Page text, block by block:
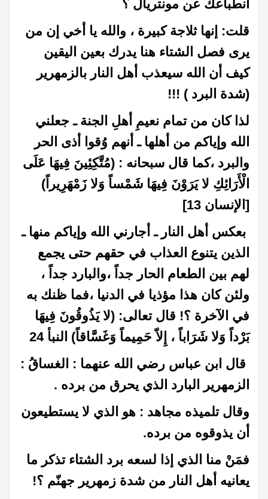
انطباعك عن مونتريال ؟
قلت: إنها ثلاجة كبيرة ، والله يا أخي إن من
يرى فصل الشتاء هنا يدرك بعين اليقين
كيف أن الله سيعذب أهل النار بالزمهرير
(شدة البرد ) !!!
لذا كان من تمام نعيمِ أهلِ الجنة ـ جعلني
الله وإياكم من أهلها ـ أنهم وُقوا أذى الحر
والبرد ،كما قال سبحانه : (مُتَّكِئِينَ فِيهَا عَلَى
الْأَرَائِكِ لا يَرَوْنَ فِيهَا شَمْساً وَلا زَمْهَرِيراً)
[الإنسان 13]
بعكس أهل النار ـ أجارني الله وإياكم منها ـ
الذين يتنوع العذاب في حقهم حتى يجمع
لهم بين الطعام الحار جداً ،والبارد جداً ،
ولئن كان هذا مؤذيا في الدنيا ،فما ظنك به
في الآخرة ؟! قال تعالى: (لا يَذُوقُونَ فِيهَا
بَرْداً وَلا شَرَاباً ، إِلاّ حَمِيماً وَغَسَّاقاً) النبأ 24
قال ابن عباس رضي الله عنهما : الغساقُ :
الزمهرير البارد الذي يحرق من برده .
وقال تلميذه مجاهد : هو الذي لا يستطيعون
أن يذوقوه من برده.
فمَنْ منا الذي إذا لسعه برد الشتاء تذكر ما
يعانيه أهل النار من شدة زمهرير جهنّم ؟!